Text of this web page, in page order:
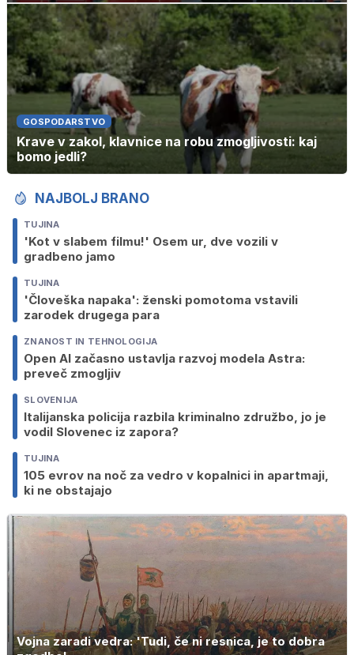
GOSPODARSTVO
Krave v zakol, klavnice na robu zmogljivosti: kaj
bomo jedli?
NAJBOLJ BRANO
TUJINA
'Kot v slabem filmu!' Osem ur, dve vozili v
gradbeno jamo
TUJINA
'Človeška napaka': ženski pomotoma vstavili
zarodek drugega para
ZNANOST IN TEHNOLOGIJA
Open AI začasno ustavlja razvoj modela Astra:
preveč zmogljiv
SLOVENIJA
Italijanska policija razbila kriminalno združbo, jo je
vodil Slovenec iz zapora?
TUJINA
105 evrov na noč za vedro v kopalnici in apartmaji,
ki ne obstajajo
Vojna zaradi vedra: 'Tudi, če ni resnica, je to dobra